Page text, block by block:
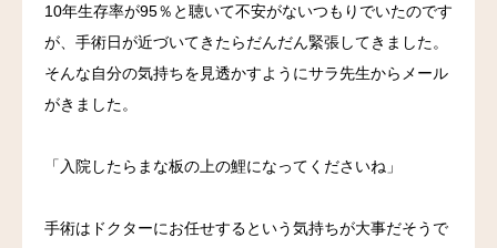
10年生存率が95％と聴いて不安がないつもりでいたのです
が、手術日が近づいてきたらだんだん緊張してきました。
そんな自分の気持ちを見透かすようにサラ先生からメール
がきました。
「入院したらまな板の上の鯉になってくださいね」
手術はドクターにお任せするという気持ちが大事だそうで